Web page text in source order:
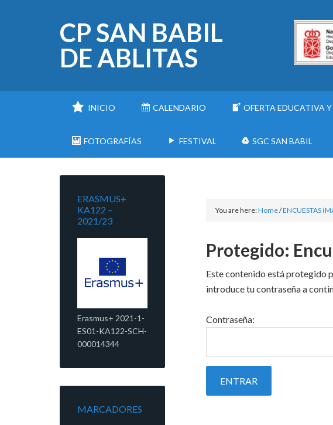
CP SAN BABIL
DE ABLITAS
INICIO CALENDARIO OFERTA EDUCATIVA
FOTOGRAFÍAS FESTIVAL SGC SAN BABIL
You are here:Home/ENCUESTAS
Protegido:
Este contenido está protegido
introduce tu contraseña a
Contraseña:
ERASMUS+
KA122 –
2021/23
Erasmus+ 2021-1-
ES01-KA122-SCH-
000014344
MARCADORES